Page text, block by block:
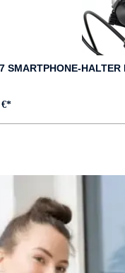
:
in Rahmenfarbe
SMARTPHONE-HALTER
€*